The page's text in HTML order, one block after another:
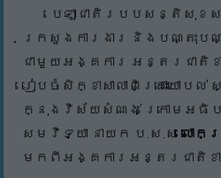
បេឡាជាតិរបបសន្តិសុខ
ក្រសួងការងារ និងបណ្តុះបណ្
ជាមួយអង្គការ អន្តរជាតិខាង
រៀបចំសិក្ខាសាលាពិគ្រោះយោប
ក្នុងវិស័យសំណង់ ក្រោមអធិប
សមវិទ្យា នាយក ប.ស.សលោក
មកពីអង្គការអន្តរជាតិខាង